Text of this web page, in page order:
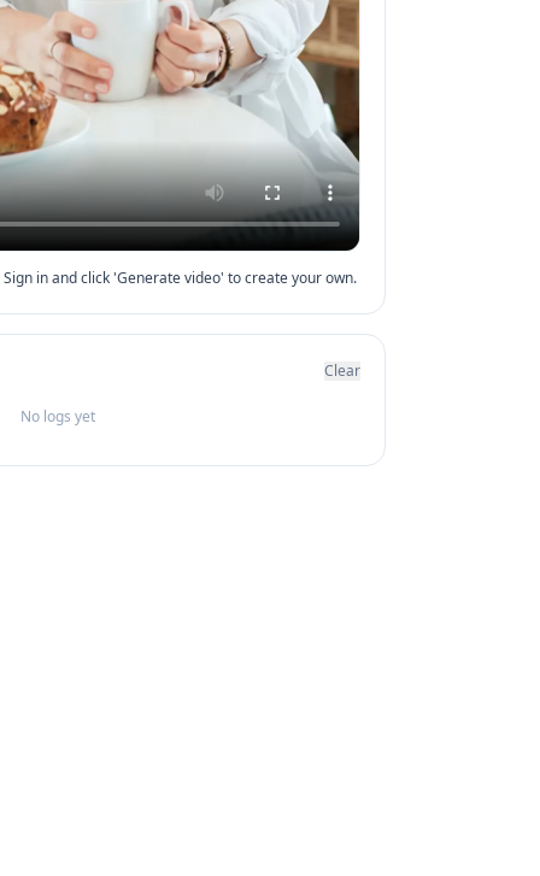
in and click 'Generate video' to create your own.
Clear
No logs yet